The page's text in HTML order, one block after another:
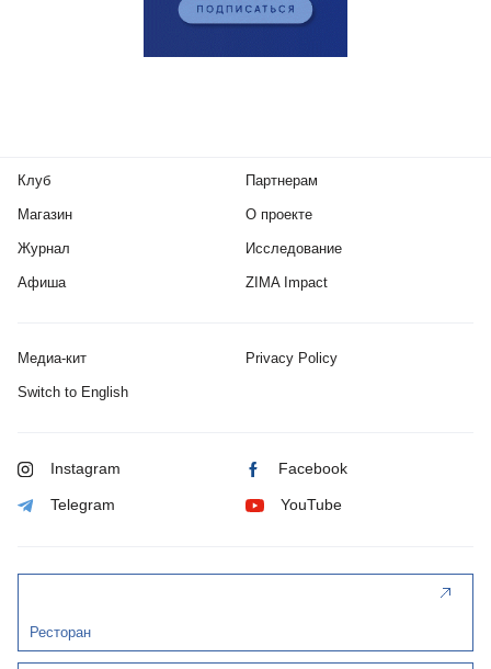
Клуб
Магазин
Журнал
Афиша
Партнерам
О проекте
Исследование
ZIMA Impact
Медиа-кит Privacy Policy
Switch to English
Instagram Facebook
Telegram YouTube
Ресторан